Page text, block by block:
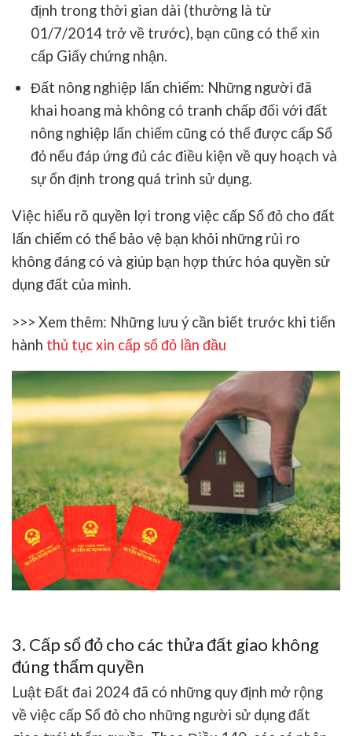
định trong thời gian dài (thường là từ
01/7/2014 trở về trước), bạn cũng có thể xin
cấp Giấy chứng nhận.
Đất nông nghiệp lấn chiếm: Những người đã
khai hoang mà không có tranh chấp đối với đất
nông nghiệp lấn chiếm cũng có thể được cấp Sổ
đỏ nếu đáp ứng đủ các điều kiện về quy hoạch và
sự ổn định trong quá trình sử dụng.
Việc hiểu rõ quyền lợi trong việc cấp Sổ đỏ cho đất
lấn chiếm có thể bảo vệ bạn khỏi những rủi ro
không đáng có và giúp bạn hợp thức hóa quyền sử
dụng đất của mình.
>>> Xem thêm: Những lưu ý cần biết trước khi tiến
hành thủ tục xin cấp sổ đỏ lần đầu
3. Cấp sổ đỏ cho các thửa đất giao không
đúng thẩm quyền
Luật Đất đai 2024 đã có những quy định mở rộng
về việc cấp Sổ đỏ cho những người sử dụng đất